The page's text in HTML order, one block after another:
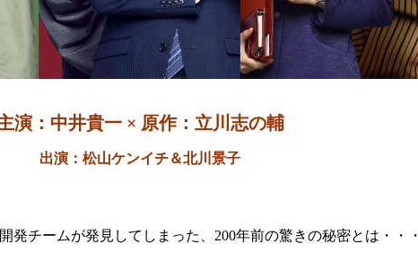
演：中井貴一 × 原作：立川志の輔
出演：松山ケンイチ＆北川景子
発チームが発見してしまった、200年前の驚きの秘密とは・・・